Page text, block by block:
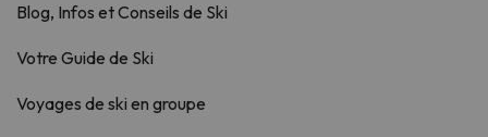
Blog, Infos et Conseils de Ski
Votre Guide de Ski
Voyages de ski en groupe